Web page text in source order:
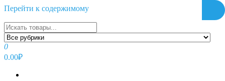
Перейти к содержимому
0
0.00₽